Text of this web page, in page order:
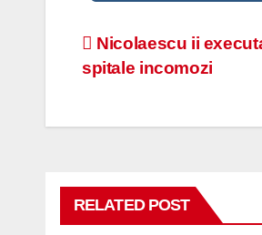
Navigare
în
articole
Nicolaescu ii
spitale incomozi
RELATED POST